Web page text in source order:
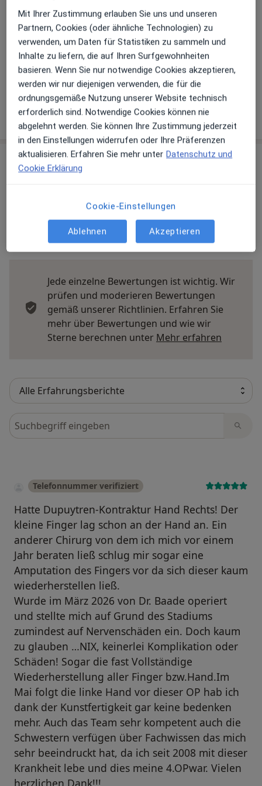
Akzeptierte Versicherungen
Details
Telefonnummer
0351 28...Telefonnummer anzeigen
Mehr Details anzeigen
über die Adresse
Erfahrungen
215 Bewertungen
Jede einzelne Bewertungen ist wichtig. Wir
prüfen und moderieren Bewertungen
gemäß unserer Richtlinien. Erfahren Sie
mehr über Bewertungen und wie wir
Sterne berechnen unter Mehr erfahren
Bewertungen durchsuchen
Telefonnummer verifiziert
Hatte Dupuytren-Kontraktur Hand Rechts! Der
kleine Finger lag schon an der Hand an. Ein
anderer Chirurg von dem ich mich vor einem
Jahr beraten ließ schlug mir sogar eine
Amputation des Fingers vor da sich dieser kaum
wiederherstellen ließ.
Wurde im März 2026 von Dr. Baade operiert
und stellte mich auf Grund des Stadiums
zumindest auf Nervenschäden ein. Doch kaum
zu glauben …NIX, keinerlei Komplikation oder
Schäden! Sogar die fast Vollständige
Wiederherstellung aller Finger bzw.Hand.Im
Mai folgt die linke Hand vor dieser OP hab ich
dank der Kunstfertigkeit gar keine bedenken
mehr. Auch das Team sehr kompetent auch die
Schwestern verfügen über Fachwissen das mich
sehr beeindruckt hat, da ich seit 2008 mit dieser
Krankheit lebe und dies meine 4.OPwar. Vielen
herzlichen Dank!!!
Mit Ihrer Zustimmung erlauben Sie uns und unseren
Partnern, Cookies (oder ähnliche Technologien) zu
verwenden, um Daten für Statistiken zu sammeln und
Inhalte zu liefern, die auf Ihren Surfgewohnheiten
basieren. Wenn Sie nur notwendige Cookies akzeptieren,
werden wir nur diejenigen verwenden, die für die
ordnungsgemäße Nutzung unserer Website technisch
erforderlich sind. Notwendige Cookies können nie
abgelehnt werden. Sie können Ihre Zustimmung jederzeit
in den Einstellungen widerrufen oder Ihre Präferenzen
aktualisieren. Erfahren Sie mehr unter Datenschutz und
Cookie Erklärung
Cookie-Einstellungen
Ablehnen Akzeptieren